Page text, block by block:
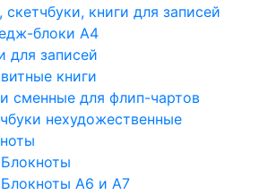
книги для записей
блоки А4
для записей
книги
сменные для флип-чартов
нехудожественные
Блокноты
Блокноты A6 и A7